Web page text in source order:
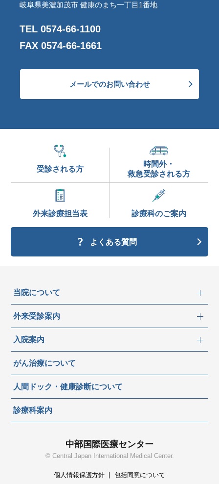
岐阜県美濃加茂市 健康のまち一丁目1番地
TEL 0574-66-1100
FAX 0574-66-1661
メールでのお問い合わせ
受診される方
時間外・
救急受診される方
外来診療担当表 診療科のご案内
よくある質問
当院について
外来受診案内
入院案内
がん治療について
人間ドック・健康診断について
診療科案内
中部国際医療センター
© Central Japan International Medical Center.
個人情報保護方針 包括同意について